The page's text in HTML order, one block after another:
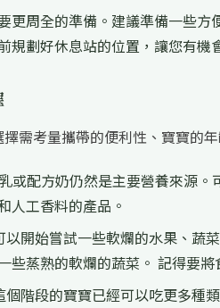
更周全的準備。建議準備一些
規劃好休息站的位置，讓您有機
需考量攜帶的便利性、寶寶的
或配方奶仍然是主要營養來源
人工香料的產品。
以開始嘗試一些軟爛的水果、蔬
些蒸熟的軟爛的蔬菜。 記得要
個階段的寶寶已經可以吃更多種